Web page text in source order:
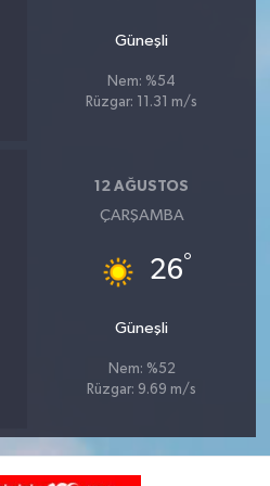
Güneşli
Nem: %54
Rüzgar: 11.31 m/s
12 AĞUSTOS
ÇARŞAMBA
26°
Güneşli
Nem: %52
Rüzgar: 9.69 m/s